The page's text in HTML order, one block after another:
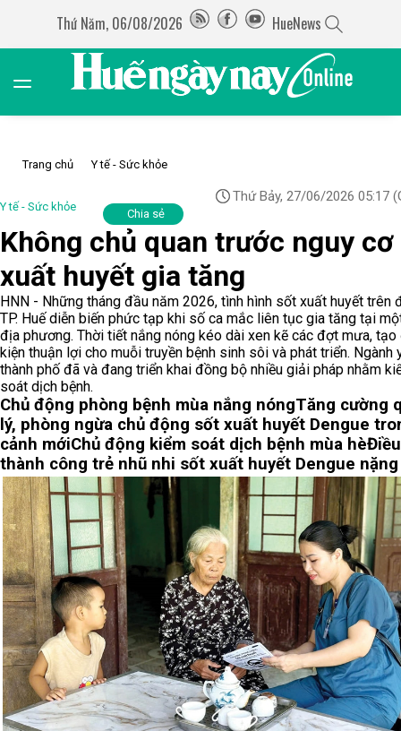
Thứ Năm, 06/08/2026 HueNews
Trang chủ Y tế - Sức khỏe
Y tế - Sức khỏe
Thứ Bảy, 27/06/2026 05:17
Chia sẻ
Không chủ quan trước nguy
xuất huyết gia tăng
HNN - Những tháng đầu năm 2026, tình hình sốt xuất huyết trên
TP. Huế diễn biến phức tạp khi số ca mắc liên tục gia tăng tại
địa phương. Thời tiết nắng nóng kéo dài xen kẽ các đợt mưa, tạo
kiện thuận lợi cho muỗi truyền bệnh sinh sôi và phát triển. Ngành
thành phố đã và đang triển khai đồng bộ nhiều giải pháp nhằm
soát dịch bệnh.
Chủ động phòng bệnh mùa nắng nóngTăng cường
lý, phòng ngừa chủ động sốt xuất huyết Dengue
cảnh mớiChủ động kiểm soát dịch bệnh mùa hè
thành công trẻ nhũ nhi sốt xuất huyết Dengue nặng